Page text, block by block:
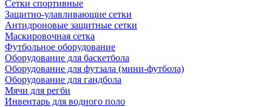
Сетки спортивные
Защитно-улавливающие сетки
Антидроновые защитные сетки
Маскировочная сетка
Футбольное оборудование
Оборудование для баскетбола
Оборудование для футзала (мини-футбола)
Оборудование для гандбола
Мячи для регби
Инвентарь для водного поло